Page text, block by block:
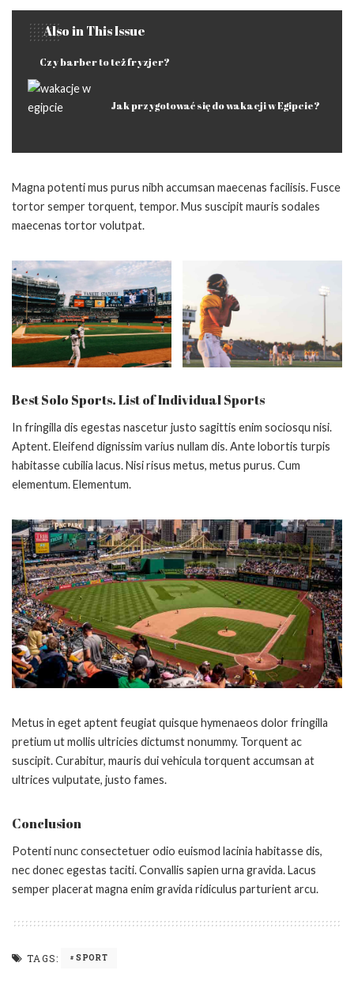
Also in This Issue
Czy barber to też fryzjer?
Jak przygotować się do wakacji w Egipcie?
Magna potenti mus purus nibh accumsan maecenas facilisis. Fusce
tortor semper torquent, tempor. Mus suscipit mauris sodales
maecenas tortor volutpat.
Best Solo Sports. List of Individual Sports
In fringilla dis egestas nascetur justo sagittis enim sociosqu nisi.
Aptent. Eleifend dignissim varius nullam dis. Ante lobortis turpis
habitasse cubilia lacus. Nisi risus metus, metus purus. Cum
elementum. Elementum.
Metus in eget aptent feugiat quisque hymenaeos dolor fringilla
pretium ut mollis ultricies dictumst nonummy. Torquent ac
suscipit. Curabitur, mauris dui vehicula torquent accumsan at
ultrices vulputate, justo fames.
Conclusion
Potenti nunc consectetuer odio euismod lacinia habitasse dis,
nec donec egestas taciti. Convallis sapien urna gravida. Lacus
semper placerat magna enim gravida ridiculus parturient arcu.
TAGS: SPORT